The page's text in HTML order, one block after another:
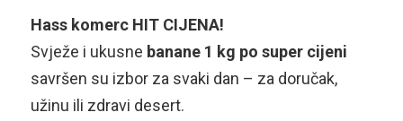
Hass komerc HIT CIJENA!
Svježe i ukusne banane 1 kg po super cijeni
savršen su izbor za svaki dan – za doručak,
užinu ili zdravi desert.